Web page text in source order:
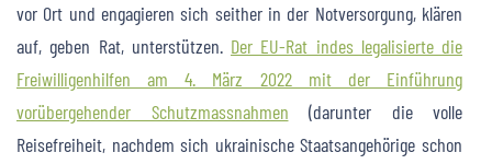
vor Ort und engagieren sich seither in der Notversorgung, klären
auf, geben Rat, unterstützen. Der EU-Rat indes legalisierte die
Freiwilligenhilfen am 4. März 2022 mit der Einführung
vorübergehender Schutzmassnahmen (darunter die volle
Reisefreiheit, nachdem sich ukrainische Staatsangehörige schon